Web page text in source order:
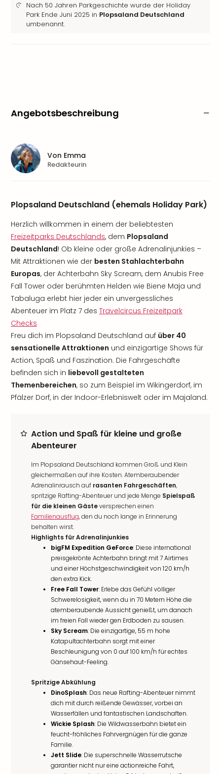
Nach 50 Jahren Parkgeschichte wurde der Holiday
Park Ende Juni 2025 in Plopsaland Deutschland
umbenannt.
Angebotsbeschreibung
Plopsaland Deutschland (ehemals Holiday Park)
Herzlich willkommen in einem der beliebtesten
Freizeitparks Deutschlands, dem Plopsaland
Deutschland! Ob kleine oder große Adrenalinjunkies –
Mit Attraktionen wie der besten Stahlachterbahn
Europas, der Achterbahn Sky Scream, dem Anubis Free
Fall Tower oder berühmten Helden wie Biene Maja und
Tabaluga erlebt hier jeder ein unvergessliches
Abenteuer im Platz 7 des Travelcircus Freizeitpark
Checks
Freu dich im Plopsaland Deutschland auf über 40
sensationelle Attraktionen und einzigartige Shows für
Action, Spaß und Faszination. Die Fahrgeschäfte
befinden sich in liebevoll gestalteten
Themenbereichen, so zum Beispiel im Wikingerdorf, im
Pfälzer Dorf, in der Indoor-Erlebniswelt oder im Majaland.
Action und Spaß für kleine und große
Abenteurer
Im Plopsaland Deutschland kommen Groß und Klein
gleichermaßen auf ihre Kosten. Atemberaubender
Adrenalinrausch auf rasanten Fahrgeschäften,
spritzige Rafting-Abenteuer und jede Menge Spielspaß
für die kleinen Gästeversprechen einen
Familienausflug, den du noch lange in Erinnerung
behalten wirst.
Highlights für Adrenalinjunkies
bigFM Expedition GeForce: Diese international
preisgekrönte Achterbahn bringt mit 7 Airtimes
und einer Höchstgeschwindigkeit von 120 km/h
den extra Kick.
Free Fall Tower: Erlebe das Gefühl völliger
Schwerelosigkeit, wenn du in 70 Metern Höhe die
atemberaubende Aussicht genießt, um danach
im freien Fall wieder gen Erdboden zu sausen.
Sky Scream: Die einzigartige, 55 m hohe
Katapultachterbahn sorgt mit einer
Beschleunigung von 0 auf 100 km/h für echtes
Gänsehaut-Feeling.
Spritzige Abkühlung
DinoSplash: Das neue Rafting-Abenteuer nimmt
dich mit durch reißende Gewässer, vorbei an
Wasserfällen und fantastischen Landschaften.
Wickie Splash: Die Wildwasserbahn bietet ein
feucht-fröhliches Fahrvergnügen für die ganze
Familie.
Jett Slide: Die superschnelle Wasserrutsche
garantier nicht nur eine actionreiche Fahrt,
Von Emma
Redakteurin